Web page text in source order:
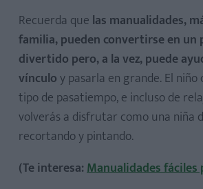
Recuerda que las manualidades,
familia, pueden convertirse en un
divertido pero, a la vez, puede
vínculoy pasarla en grande. El
tipo de pasatiempo, e incluso de
volverás a disfrutar como una niña
recortando y pintando.
(Te interesa:Manualidades fáciles